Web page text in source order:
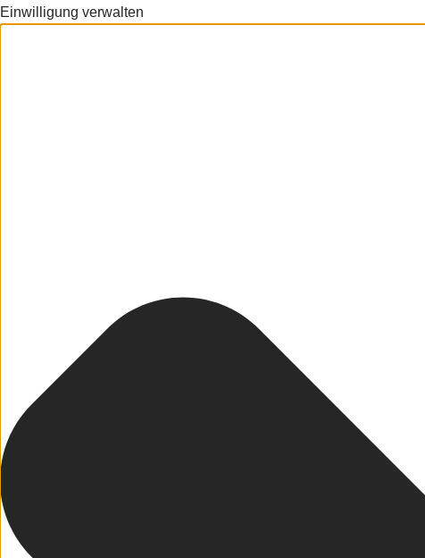
Einwilligung verwalten